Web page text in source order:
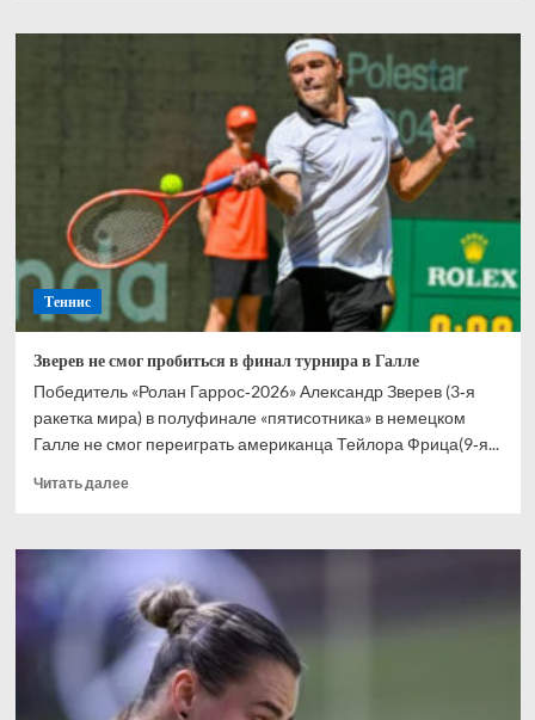
Соболенко
турнира
в
Берлине
Теннис
Зверев не смог пробиться в финал турнира в Галле
Победитель «Ролан Гаррос‑2026» Александр Зверев (3‑я
ракетка мира) в полуфинале «пятисотника» в немецком
Галле не смог переиграть американца Тейлора Фрица(9‑я...
Читать далееПрочитать
Зверев
смог
пробиться
в
финал
турнира
в